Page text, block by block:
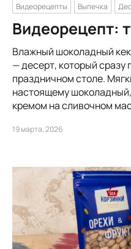
Видеорецепты Выпечка
Видеорецепт:
Влажный шоколадный
— десерт, который сразу
праздничном столе.
настоящему
кремом на сливочном
19 марта, 2026